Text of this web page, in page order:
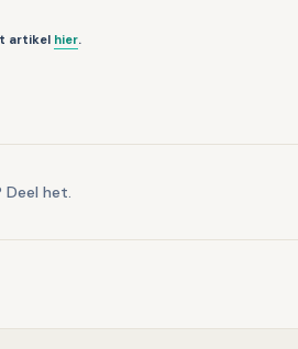
artikel hier.
het.